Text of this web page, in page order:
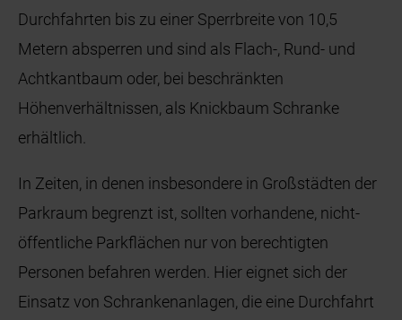
Durchfahrten bis zu einer Sperrbreite von 10,5
Metern absperren und sind als Flach-, Rund- und
Achtkantbaum oder, bei beschränkten
Höhenverhältnissen, als Knickbaum Schranke
erhältlich.
In Zeiten, in denen insbesondere in Großstädten der
Parkraum begrenzt ist, sollten vorhandene, nicht-
öffentliche Parkflächen nur von berechtigten
Personen befahren werden. Hier eignet sich der
Einsatz von Schrankenanlagen, die eine Durchfahrt